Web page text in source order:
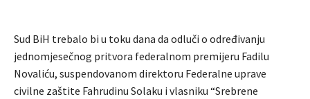
Sud BiH trebalo bi u toku dana da odluči o određivanju
jednomjesečnog pritvora federalnom premijeru Fadilu
Novaliću, suspendovanom direktoru Federalne uprave
civilne zaštite Fahrudinu Solaku i vlasniku “Srebrene